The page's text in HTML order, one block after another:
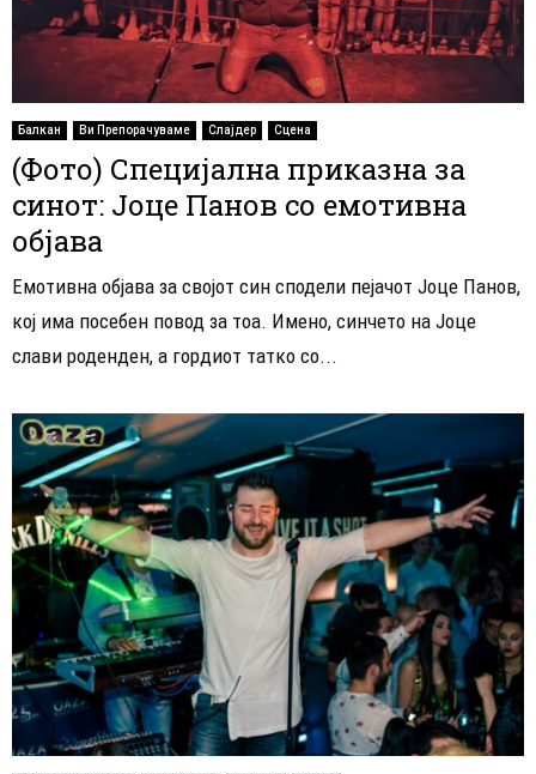
Балкан Ви Препорачуваме Слајдер Сцена
(Фото) Специјална приказна за
синот: Јоце Панов со емотивна
објава
Емотивна објава за својот син сподели пејачот Јоце Панов,
кој има посебен повод за тоа. Имено, синчето на Јоце
слави роденден, а гордиот татко со...